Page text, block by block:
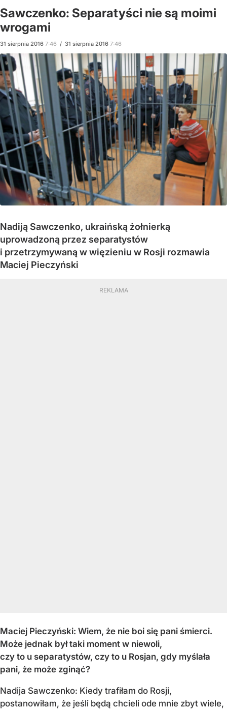
Sawczenko: Separatyści nie są moimi
wrogami
31 sierpnia 2016 7:46 / 31 sierpnia 2016 7:46
Nadiją Sawczenko, ukraińską żołnierką
uprowadzoną przez separatystów
i przetrzymywaną w więzieniu w Rosji rozmawia
Maciej Pieczyński
Maciej Pieczyński: Wiem, że nie boi się pani śmierci.
Może jednak był taki moment w niewoli,
czy to u separatystów, czy to u Rosjan, gdy myślała
pani, że może zginąć?
Nadija Sawczenko: Kiedy trafiłam do Rosji,
postanowiłam, że jeśli będą chcieli ode mnie zbyt wiele,